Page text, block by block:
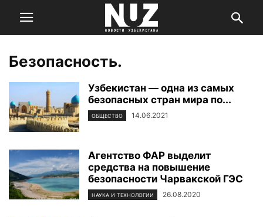
Безопасность.
Узбекистан — одна из самых
безопасных стран мира по...
ОБЩЕСТВО 14.06.2021
Агентство ФАР выделит
средства на повышение
безопасности Чарвакской ГЭС
НАУКА И ТЕХНОЛОГИИ 26.08.2020